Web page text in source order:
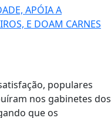
APÓIA A
E DOAM CARNES
populares
nos gabinetes dos
que os